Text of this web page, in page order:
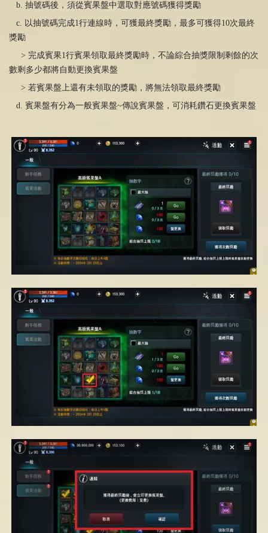
b. 抽號碼後，須從賓果盤中選取對應號碼獲得獎勵
c. 以抽號碼完成1行連線時，可獲最終獎勵，最多可獲得10次最終
獎勵
> 完成賓果1行賓果領取最終獎勵時，不論綜合抽獎限制剩餘的次
數剩多少都將自動更換賓果盤
> 若賓果盤上還有未領取的獎勵，將無法領取最終獎勵
d. 賓果盤有分為一般賓果盤~傳說賓果盤，可消耗鑽石更換賓果盤